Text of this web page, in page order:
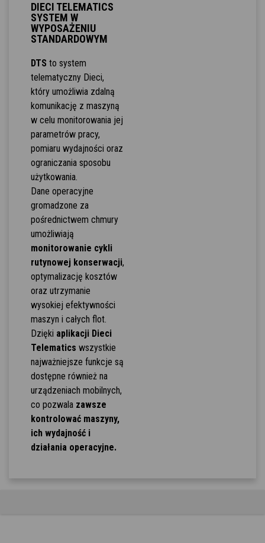
DIECI TELEMATICS
SYSTEM W
WYPOSAŻENIU
STANDARDOWYM
DTS to system
telematyczny Dieci,
który umożliwia zdalną
komunikację z maszyną
w celu monitorowania jej
parametrów pracy,
pomiaru wydajności oraz
ograniczania sposobu
użytkowania.
Dane operacyjne
gromadzone za
pośrednictwem chmury
umożliwiają
monitorowanie cykli
rutynowej konserwacji,
optymalizację kosztów
oraz utrzymanie
wysokiej efektywności
maszyn i całych flot.
Dzięki aplikacji Dieci
Telematics wszystkie
najważniejsze funkcje są
dostępne również na
urządzeniach mobilnych,
co pozwala zawsze
kontrolować maszyny,
ich wydajność i
działania operacyjne.